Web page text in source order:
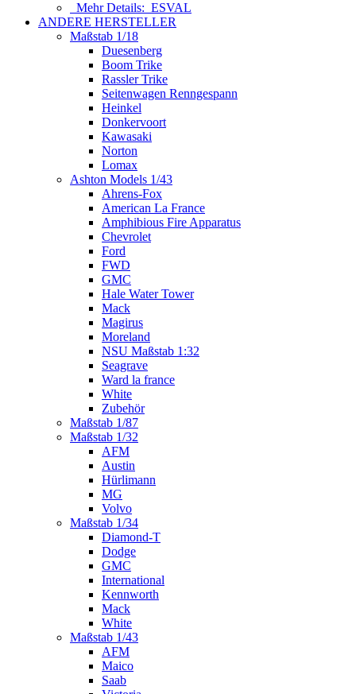
Mehr Details: ESVAL
ANDERE HERSTELLER
Maßstab 1/18
Duesenberg
Boom Trike
Rassler Trike
Seitenwagen Renngespann
Heinkel
Donkervoort
Kawasaki
Norton
Lomax
Ashton Models 1/43
Ahrens-Fox
American La France
Amphibious Fire Apparatus
Chevrolet
Ford
FWD
GMC
Hale Water Tower
Mack
Magirus
Moreland
NSU Maßstab 1:32
Seagrave
Ward la france
White
Zubehör
Maßstab 1/87
Maßstab 1/32
AFM
Austin
Hürlimann
MG
Volvo
Maßstab 1/34
Diamond-T
Dodge
GMC
International
Kennworth
Mack
White
Maßstab 1/43
AFM
Maico
Saab